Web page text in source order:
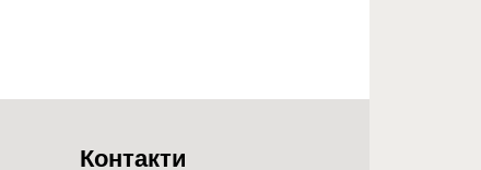
Контакти